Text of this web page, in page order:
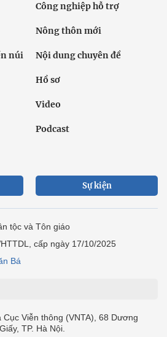
Công nghiệp hỗ trợ
Nông thôn mới
núi Nội dung chuyên đề
Hồ sơ
Video
Podcast
Sự kiện
tộc và Tôn giáo
cấp ngày 17/10/2025
Bá
Viễn thông (VNTA), 68 Dương
TP. Hà Nội.